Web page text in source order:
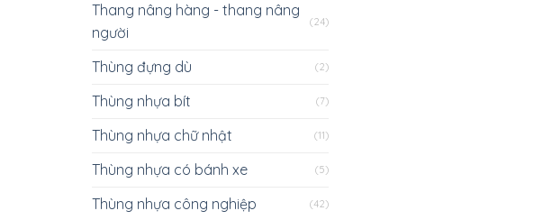
Thang nâng hàng - thang nâng
người
(24)
Thùng đựng dù (2)
Thùng nhựa bít (7)
Thùng nhựa chữ nhật (11)
Thùng nhựa có bánh xe (5)
Thùng nhựa công nghiệp (42)